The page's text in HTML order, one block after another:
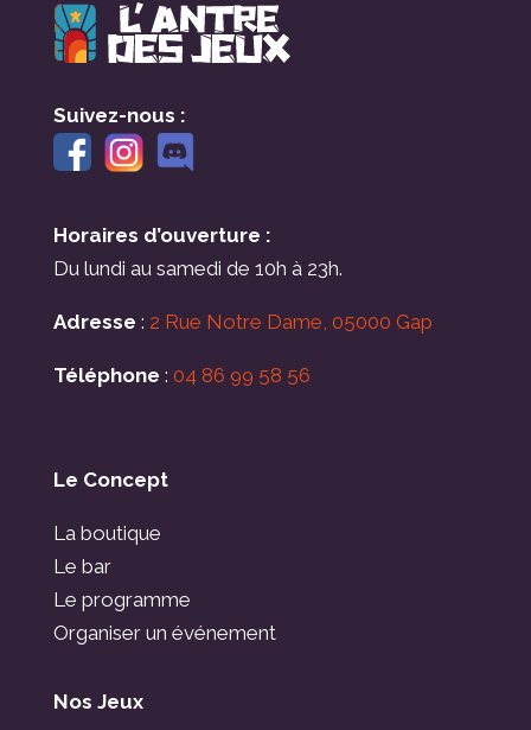
Suivez-nous :
Horaires d’ouverture :
Du lundi au samedi de 10h à 23h.
Adresse : 2 Rue Notre Dame, 05000 Gap
Téléphone : 04 86 99 58 56
Le Concept
La boutique
Le bar
Le programme
Organiser un événement
Nos Jeux